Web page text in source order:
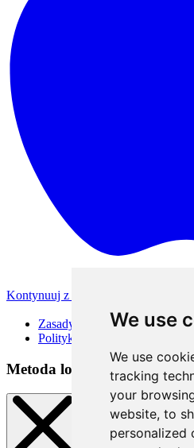
We use
We use
tracking
your
website, to
personalized
Kontynuuj z Apple
Zasady korzystania
Polityka Prywatności
Metoda logowania